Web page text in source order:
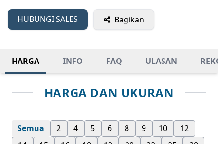
HUBUNGI SALES Bagikan
HARGA INFO FAQ ULASAN
HARGA DAN UKURAN
Semua 2 4 5 6 8 9 10
12